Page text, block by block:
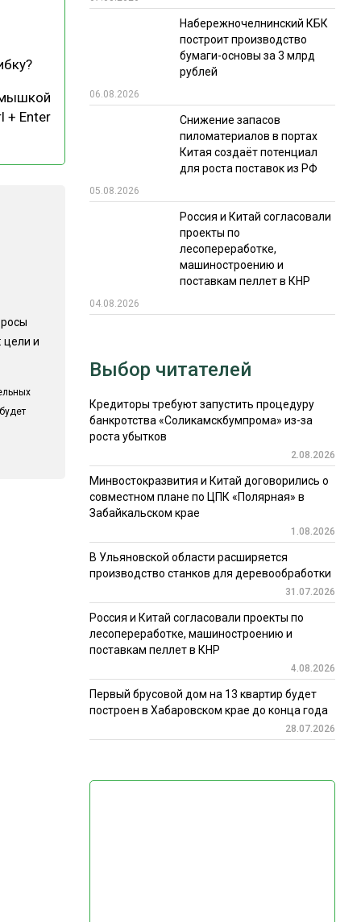
ИТОГИ МЕРОПРИЯТИЙ
+ Enter
цели и
Набережночелнинский КБК
построит производство
бумаги-основы за 3 млрд
рублей
06.08.2026
Снижение запасов
пиломатериалов в портах
Китая создаёт потенциал
для роста поставок из РФ
05.08.2026
Россия и Китай согласовали
проекты по
лесопереработке,
машиностроению и
поставкам пеллет в КНР
04.08.2026
Выбор читателей
Кредиторы требуют запустить процедуру
банкротства «Соликамскбумпрома» из-за
роста убытков
2.08.2026
Минвостокразвития и Китай договорились о
совместном плане по ЦПК «Полярная» в
Забайкальском крае
1.08.2026
В Ульяновской области расширяется
производство станков для деревообработки
31.07.2026
Россия и Китай согласовали проекты по
лесопереработке, машиностроению и
поставкам пеллет в КНР
4.08.2026
Первый брусовой дом на 13 квартир будет
построен в Хабаровском крае до конца года
28.07.2026